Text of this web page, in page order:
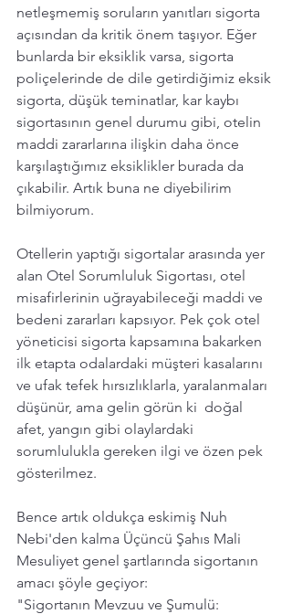
netleşmemiş soruların yanıtları sigorta
açısından da kritik önem taşıyor. Eğer
bunlarda bir eksiklik varsa, sigorta
poliçelerinde de dile getirdiğimiz eksik
sigorta, düşük teminatlar, kar kaybı
sigortasının genel durumu gibi, otelin
maddi zararlarına ilişkin daha önce
karşılaştığımız eksiklikler burada da
çıkabilir. Artık buna ne diyebilirim
bilmiyorum.
Otellerin yaptığı sigortalar arasında yer
alan Otel Sorumluluk Sigortası, otel
misafirlerinin uğrayabileceği maddi ve
bedeni zararları kapsıyor. Pek çok otel
yöneticisi sigorta kapsamına bakarken
ilk etapta odalardaki müşteri kasalarını
ve ufak tefek hırsızlıklarla, yaralanmaları
düşünür, ama gelin görün ki  doğal
afet, yangın gibi olaylardaki
sorumlulukla gereken ilgi ve özen pek
gösterilmez.
Bence artık oldukça eskimiş Nuh
Nebi'den kalma Üçüncü Şahıs Mali
Mesuliyet genel şartlarında sigortanın
amacı şöyle geçiyor:
"Sigortanın Mevzuu ve Şumulü: